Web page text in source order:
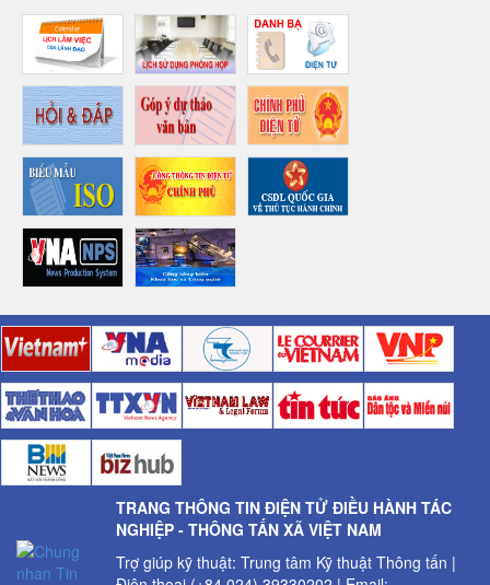
TRANG THÔNG TIN ĐIỆN TỬ ĐIỀU HÀNH TÁC
NGHIỆP - THÔNG TẤN XÃ VIỆT NAM
Trợ giúp kỹ thuật: Trung tâm Kỹ thuật Thông tấn |